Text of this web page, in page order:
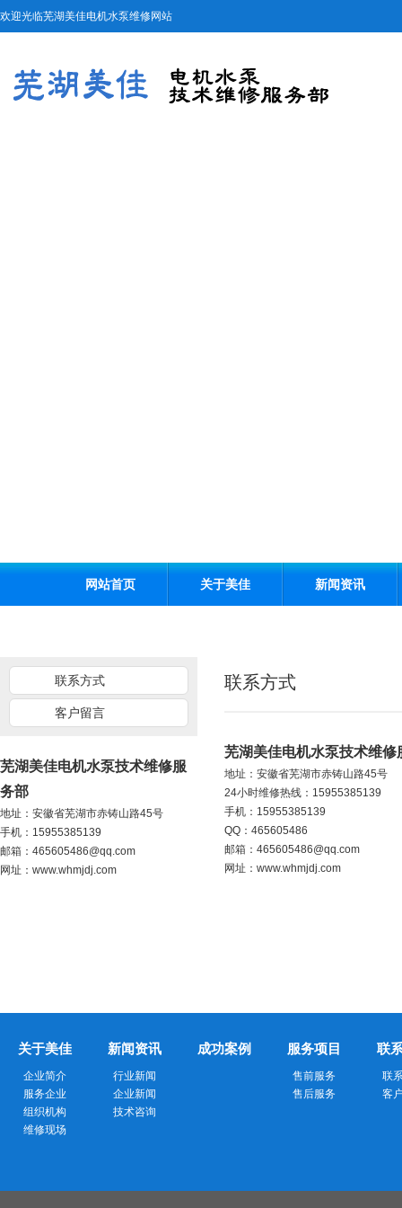
欢迎光临芜湖美佳电机水泵维修网站
网站首页 关于美佳 新闻资讯
联系方式
客户留言
芜湖美佳电机水泵技术维修服
务部
地址： 安徽省芜湖市赤铸山路45号
手机 ： 15955385139
邮箱 ： 465605486@qq.com
网址： www.whmjdj.com
联系方式
芜湖美佳电机水泵技术维修
地址： 安徽省芜湖市赤铸山路45号
24小时维修热线 ： 15955385139
手机 ： 15955385139
QQ： 465605486
邮箱 ： 465605486@qq.com
网址： www.whmjdj.com
关于美佳
企业简介
服务企业
组织机构
维修现场
新闻资讯
行业新闻
企业新闻
技术咨询
成功案例 服务项目
售前服务
售后服务
联
联
客